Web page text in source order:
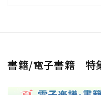
書籍/電子書籍 特